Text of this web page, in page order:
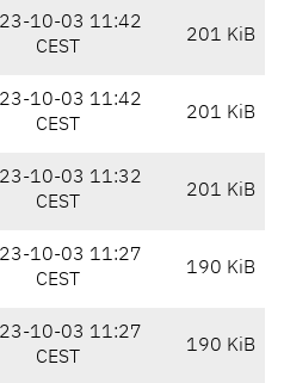
10-03 11:42
CEST
201 KiB
10-03 11:42
CEST
201 KiB
10-03 11:32
CEST
201 KiB
10-03 11:27
CEST
190 KiB
10-03 11:27
CEST
190 KiB